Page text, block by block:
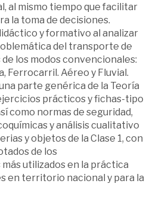
al mismo tiempo que facilitar
la toma de decisiones.
y formativo al analizar
del transporte de
los modos convencionales:
Ferrocarril. Aéreo y Fluvial.
parte genérica de la Teoría
prácticos y fichas-tipo
como normas de seguridad,
y análisis cualitativo
y objetos de la Clase 1, con
de los
utilizados en la práctica
en territorio nacional y para la